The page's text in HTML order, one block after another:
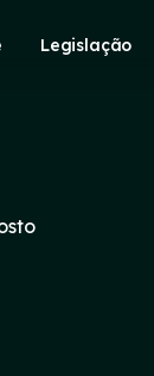
Legislação